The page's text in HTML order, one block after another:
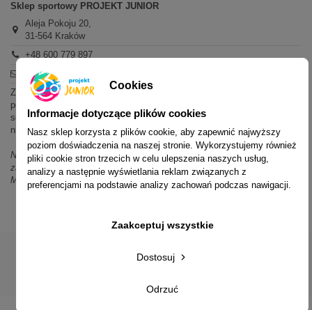
Sklep sportowy PROJEKT JUNIOR
Aleja Pokoju 20,
31-564 Kraków
+48 600 779 897
sklep@projektjunior.pl
Zapraszamy do sklepu stacjonarnego:
poniedziałek - piątek: 11.00-19.00
sobota: 10.00-14.00
niedziela (każda): nieczynne
Nie odpowiadamy na wiadomości SMS. W sprawach dotyczących
zamówień i oferty prosimy o kontakt mailowy, telefoniczny lub przez
Messenger.
Cookies
Informacje dotyczące plików cookies
Nasz sklep korzysta z plików cookie, aby zapewnić najwyższy
poziom doświadczenia na naszej stronie. Wykorzystujemy również
pliki cookie stron trzecich w celu ulepszenia naszych usług,
analizy a następnie wyświetlania reklam związanych z
preferencjami na podstawie analizy zachowań podczas nawigacji.
Odrzuć
Dostosuj
Zaakceptuj wszystkie